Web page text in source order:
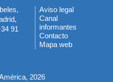
91
Menú
del
pie
Aviso legal
Canal
informantes
Contacto
Mapa web
2026